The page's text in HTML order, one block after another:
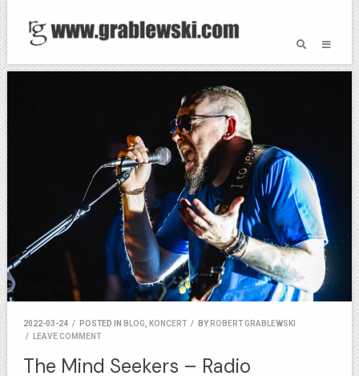
2022-03-24 / POSTED IN BLOG KONCERT / BY ROBERT GRABLEWSKI
/
LEAVE COMMENT
The Mind Seekers – Radio